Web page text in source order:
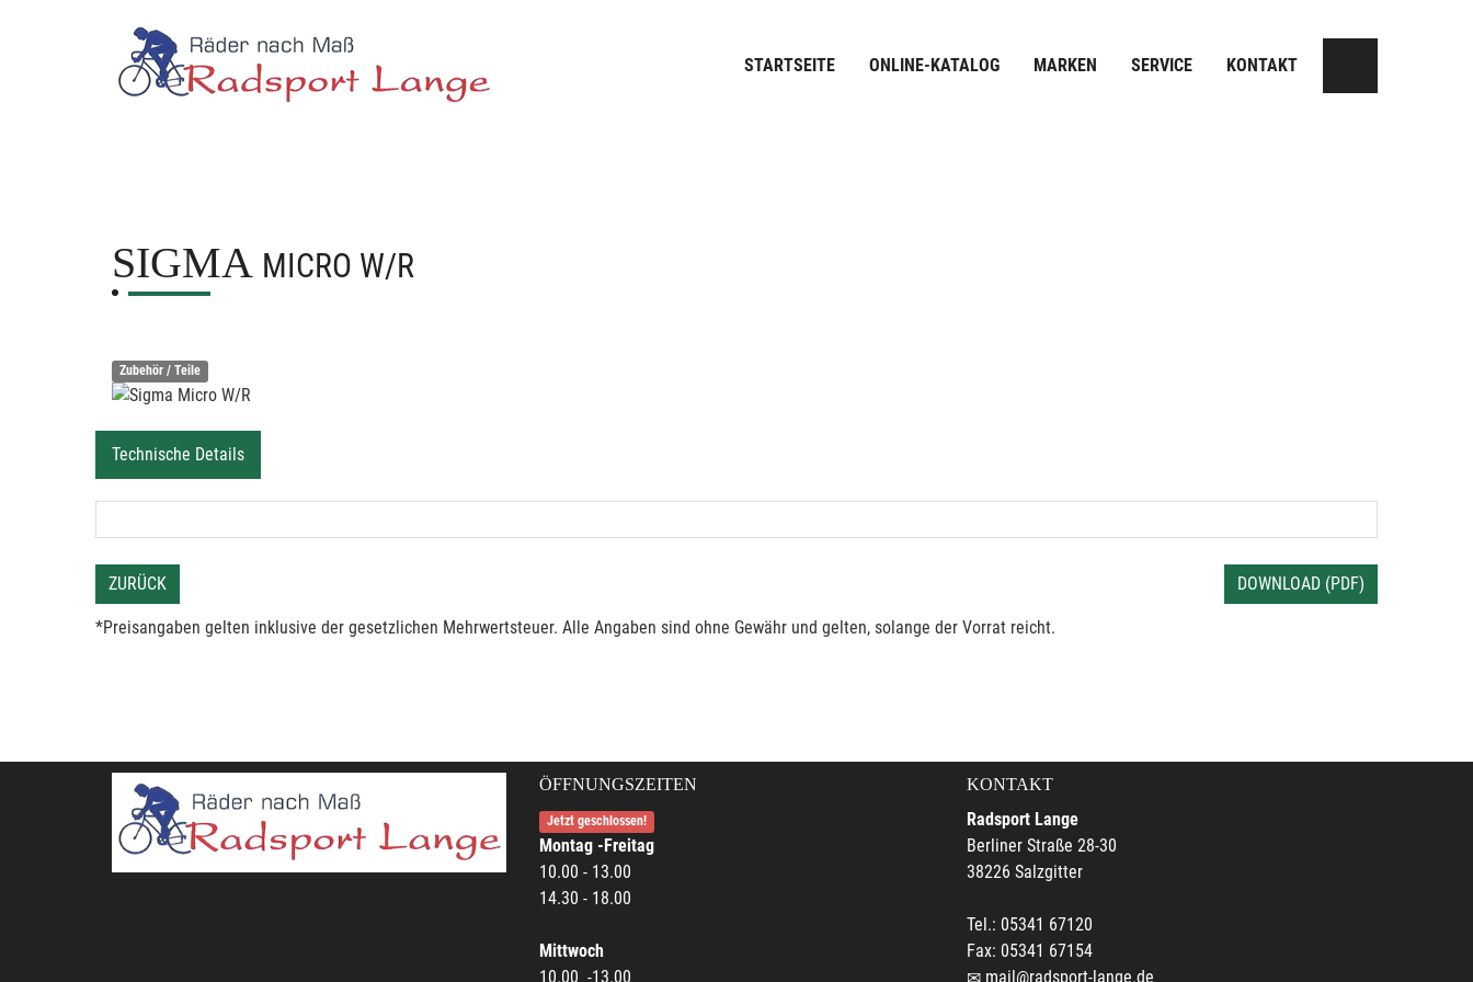
STARTSEITE ONLINE-KATALOG MARKEN SERVICE KONTAKT
SIGMA MICRO W/R
Zubehör / Teile
Technische Details
ZURÜCK DOWNLOAD (PDF)
*Preisangaben gelten inklusive der gesetzlichen Mehrwertsteuer. Alle Angaben sind ohne Gewähr und gelten, solange der Vorrat reicht.
ÖFFNUNGSZEITEN
Jetzt geschlossen!
Montag -Freitag
10.00 - 13.00
14.30 - 18.00
Mittwoch
10.00 -13.00
KONTAKT
Radsport Lange
Berliner Straße 28-30
38226 Salzgitter
Tel.: 05341 67120
Fax: 05341 67154
mail@radsport-lange.de